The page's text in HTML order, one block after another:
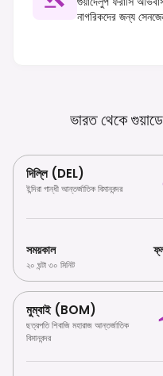
নাগরিকদের জন্য
হলে ভিসা-মুক্ত
ভারত থেকে
দিল্লি (DEL)
ইন্দিরা গান্ধী আন্তর্জাতিক বিমানবন্দর
সময়কাল
২০ ঘন্টা ৩০ মিনিট
মুম্বাই (BOM)
ছত্রপতি শিবাজি মহারাজ আন্তর্জাতিক
বিমানবন্দর